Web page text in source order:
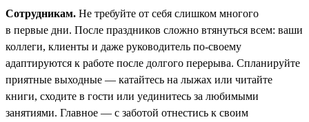
Сотрудникам. Не требуйте от себя слишком многого
в первые дни. После праздников сложно втянуться всем: ваши
коллеги, клиенты и даже руководитель по-своему
адаптируются к работе после долгого перерыва. Спланируйте
приятные выходные — катайтесь на лыжах или читайте
книги, сходите в гости или уединитесь за любимыми
занятиями. Главное — с заботой отнестись к своим